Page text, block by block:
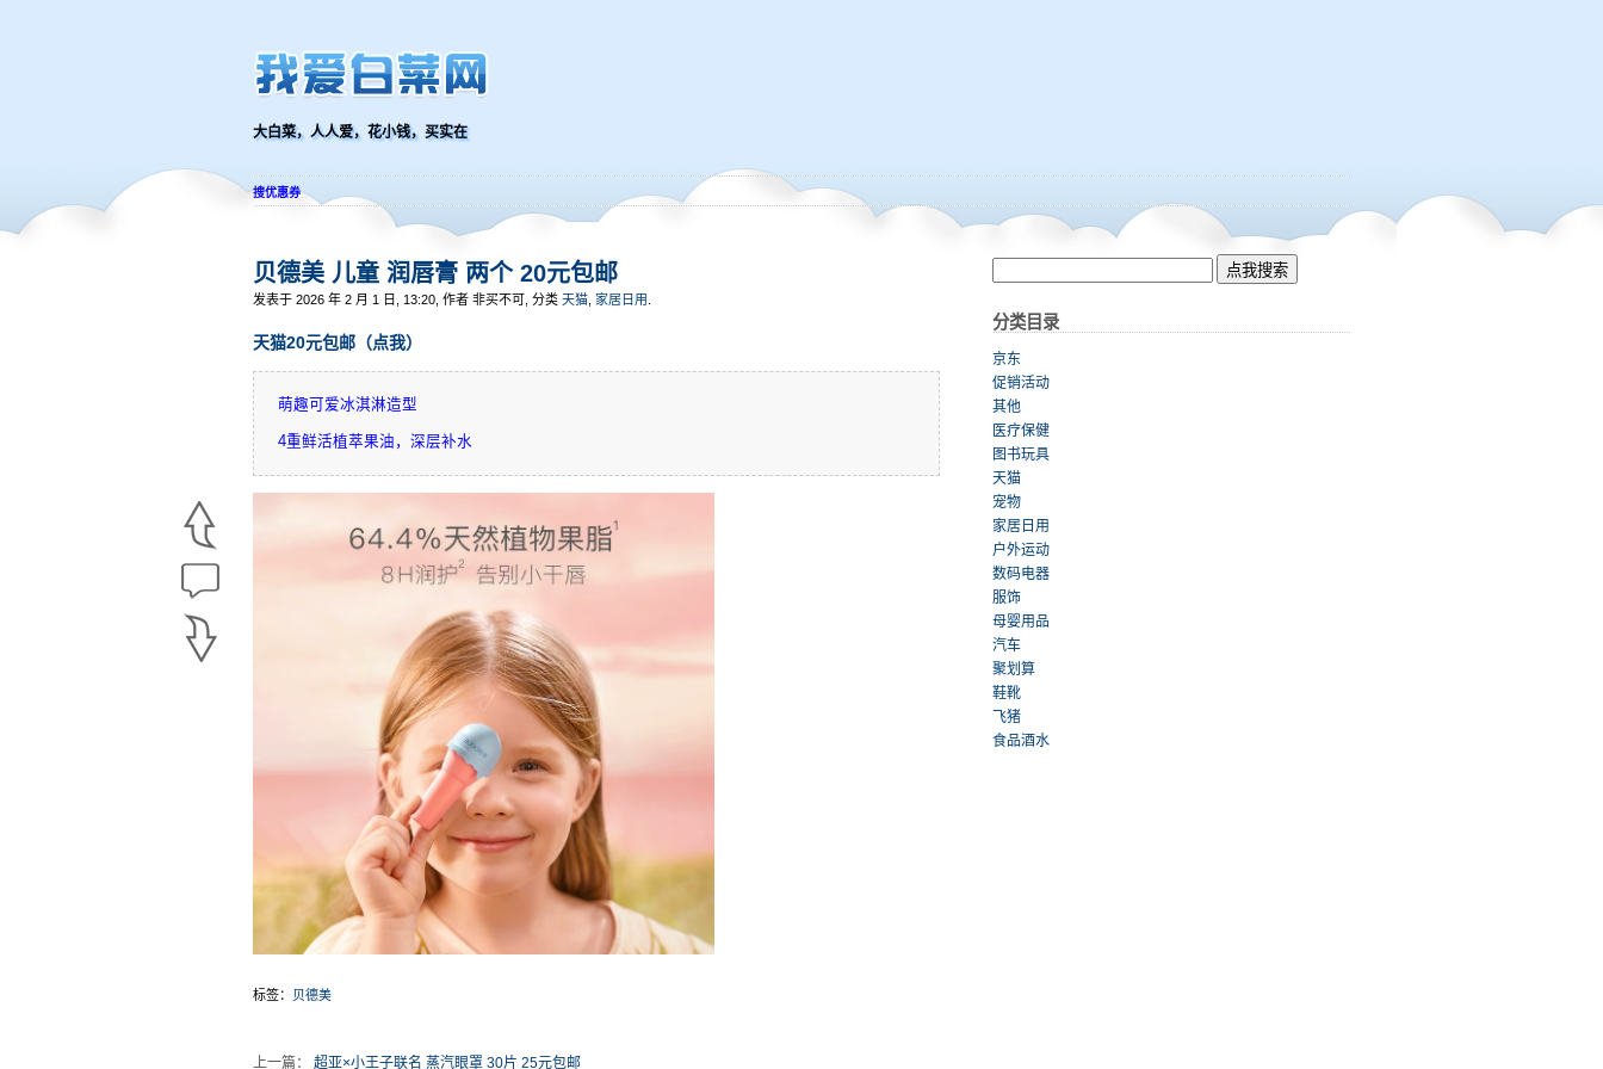
大白菜，人人爱，花小钱，买实在
搜优惠券
贝德美 儿童 润唇膏 两个 20元包邮
发表于 2026 年 2 月 1 日, 13:20, 作者 非买不可, 分类 天猫 家居日用
天猫20元包邮（点我）
萌趣可爱冰淇淋造型
4重鲜活植萃果油，深层补水
标签： 贝德美
上一篇： 超亚×小王子联名 蒸汽眼罩 30片 25元包邮
分类目录
京东
促销活动
其他
医疗保健
图书玩具
天猫
宠物
家居日用
户外运动
数码电器
服饰
母婴用品
汽车
聚划算
鞋靴
飞猪
食品酒水